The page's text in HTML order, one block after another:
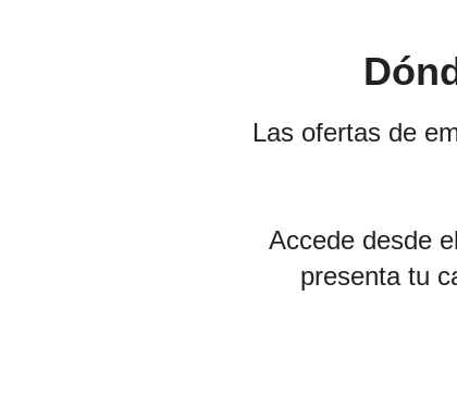
Las ofertas de
Accede desde
presenta tu